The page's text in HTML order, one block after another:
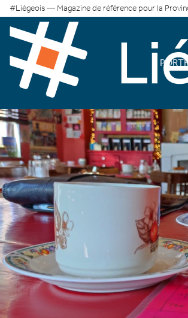
#Liégeois — Magazine de référence pour la